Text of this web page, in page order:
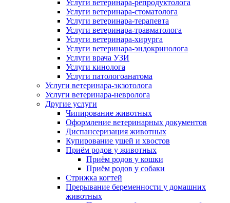
Услуги ветеринара-репродуктолога
Услуги ветеринара-стоматолога
Услуги ветеринара-терапевта
Услуги ветеринара-травматолога
Услуги ветеринара-хирурга
Услуги ветеринара-эндокринолога
Услуги врача УЗИ
Услуги кинолога
Услуги патологоанатома
Услуги ветеринара-экзотолога
Услуги ветеринара-невролога
Другие услуги
Чипирование животных
Оформление ветеринарных документов
Диспансеризация животных
Купирование ушей и хвостов
Приём родов у животных
Приём родов у кошки
Приём родов у собаки
Стрижка когтей
Прерывание беременности у домашних
животных